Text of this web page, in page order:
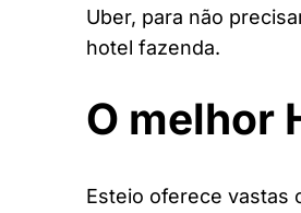
Uber, para não
hotel fazenda.
O melhor
Esteio oferece vastas